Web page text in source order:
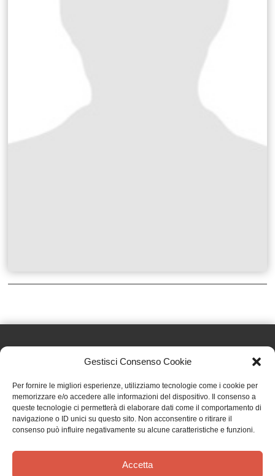
Gestisci Consenso Cookie
Per fornire le migliori esperienze, utilizziamo tecnologie come i cookie per
memorizzare e/o accedere alle informazioni del dispositivo. Il consenso a
queste tecnologie ci permetterà di elaborare dati come il comportamento di
navigazione o ID unici su questo sito. Non acconsentire o ritirare il
consenso può influire negativamente su alcune caratteristiche e funzioni.
Accetta
Effatà Editrice di Pellegrino Paolo SAS
C.F. e P.IVA 09655250018
Via Tre Denti, 1 - 10060 Cantalupa (TO)
Telefono: (+39) 0121 353452 - Fax: (+39) 0121 353839